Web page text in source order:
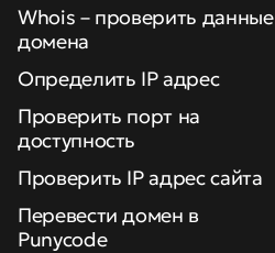
Whois – проверить данные
домена
Определить IP адрес
Проверить порт на
доступность
Проверить IP адрес сайта
Перевести домен в
Punycode